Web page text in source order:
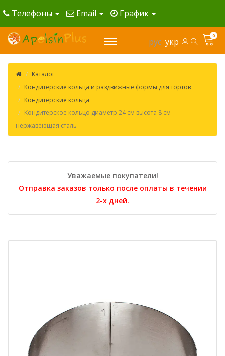
Телефоны Email График
рус укр
0
Каталог
Кондитерские кольца и раздвижные формы для тортов
Кондитерские кольца
Кондитерское кольцо диаметр 24 см высота 8 см
нержавеющая сталь
Уважаемые покупатели!
Отправка заказов только после оплаты в течении
2-х дней.